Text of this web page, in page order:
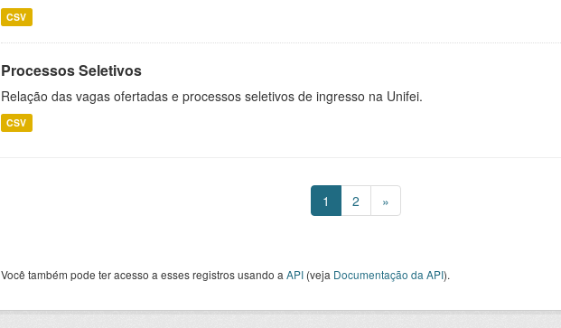
CSV
Processos Seletivos
Relação das vagas ofertadas e processos seletivos de ingresso na Unifei.
CSV
1 2 »
Você também pode ter acesso a esses registros usando a API (veja Documentação da API).